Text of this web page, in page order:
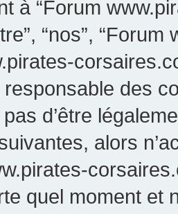
à “Forum
“nos”,
responsable des
pas d’être
alors
quel moment